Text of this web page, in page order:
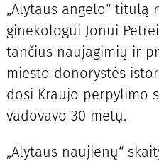
„Aly­taus an­ge­lo“
gi­ne­ko­lo­gui Jo­nui
tan­čius nau­ja­gi­mių ir
mies­to do­no­rys­tės
do­si Krau­jo per­py­li­mo
va­do­va­vo 30 me­tų.
„Aly­taus nau­jie­nų“